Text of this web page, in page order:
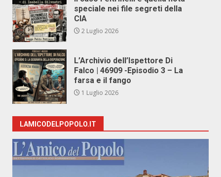
speciale nei file segreti della
CIA
2 Luglio 2026
L’Archivio dell’Ispettore Di
Falco | 46909 -Episodio 3 – La
farsa e il fango
1 Luglio 2026
LAMICODELPOPOLO.IT